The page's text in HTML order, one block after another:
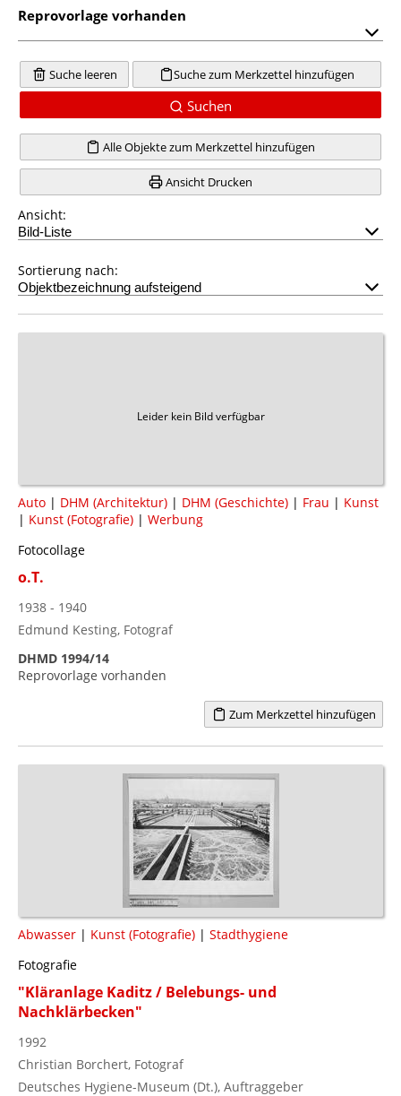
Reprovorlage vorhanden
Suche leeren Suche zum Merkzettel hinzufügen
Suchen
Alle Objekte zum Merkzettel hinzufügen
Ansicht Drucken
Ansicht:
Sortierung nach:
Leider kein Bild verfügbar
Auto | DHM (Architektur) | DHM (Geschichte) | Frau | Kunst
| Kunst (Fotografie) | Werbung
Fotocollage
o.T.
1938 - 1940
Edmund Kesting, Fotograf
DHMD 1994/14
Reprovorlage vorhanden
Zum Merkzettel hinzufügen
Abwasser | Kunst (Fotografie) | Stadthygiene
Fotografie
"Kläranlage Kaditz / Belebungs- und
Nachklärbecken"
1992
Christian Borchert, Fotograf
Deutsches Hygiene-Museum (Dt.), Auftraggeber